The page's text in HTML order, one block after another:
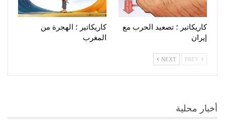
كاريكاتير ؛ تصعيد الحرب مع
إيران
كاريكاتير ؛ الهجرة من
المغرب
NEXT
أخبار محلية